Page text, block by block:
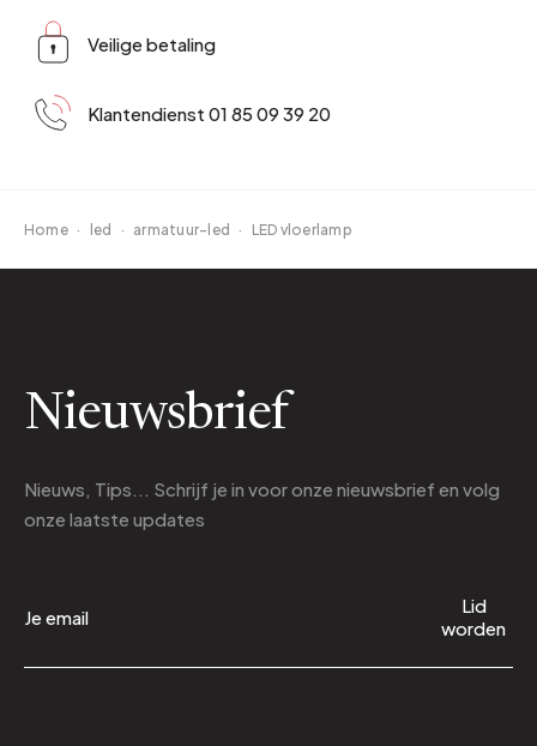
Veilige betaling
Klantendienst 01 85 09 39 20
Home · led · armatuur-led · LED vloerlamp
Nieuwsbrief
Nieuws, Tips... Schrijf je in voor onze nieuwsbrief en volg
onze laatste updates
Lid
worden